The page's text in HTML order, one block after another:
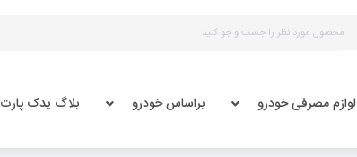
لوازم مصرفی خودرو براساس خودرو بلاگ یدک پارت